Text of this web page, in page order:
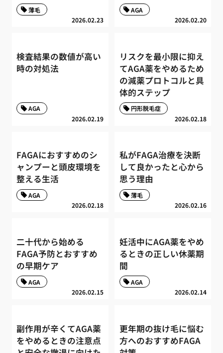
2026.02.23
薄毛
2026.02.20
AGA
検査結果の数値が高い
時の対処法
2026.02.19
AGA
リスクを最小限に抑え
てAGA薬をやめるため
の減薬プロトコルと具
体的ステップ
2026.02.18
円形脱毛症
FAGAにおすすめのシ
ャンプーと頭皮環境を
整える生活
2026.02.18
AGA
私がFAGA治療を決断
して良かったと心から
思う理由
2026.02.16
薄毛
二十代から始める
FAGA予防とおすすめ
の早期ケア
2026.02.15
AGA
妊活中にAGA薬をやめ
るときの正しい休薬期
間
2026.02.14
AGA
副作用が辛くてAGA薬
をやめるときの注意点
更年期の抜け毛に悩む
方へのおすすめFAGA